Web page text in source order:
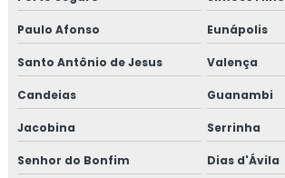
Paulo Afonso Eunápolis
Santo Antônio de Jesus Valença
Candeias Guanambi
Jacobina Serrinha
Senhor do Bonfim Dias d'Ávila